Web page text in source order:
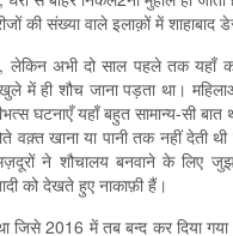
की संख्या वाले इलाक़ों में शाहाबाद
अभी दो साल पहले तक यहाँ
में ही शौच जाना पड़ता था।
घटनाएँ यहाँ बहुत सामान्य-सी
वक़्त खाना या पानी तक नहीं देती
ने शौचालय बनवाने के लिए
को देखते हुए नाकाफ़ी हैं।
जिसे 2016 में तब बन्द कर दिया